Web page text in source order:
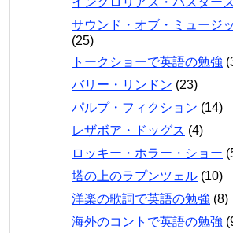
サウンド・オブ・ミュージ
(25)
トークショーで英語の勉強
バリー・リンドン (23)
パルプ・フィクション (14)
レザボア・ドッグス (4)
ロッキー・ホラー・ショー
塔の上のラプンツェル (10)
洋楽の歌詞で英語の勉強 (8)
海外のコントで英語の勉強